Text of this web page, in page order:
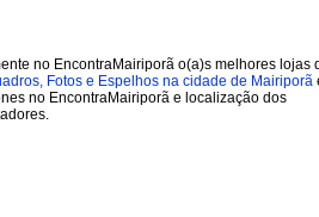
no EncontraMairiporã o(a)s melhores lojas
Fotos e Espelhos na cidade de Mairiporã
no EncontraMairiporã e localização dos